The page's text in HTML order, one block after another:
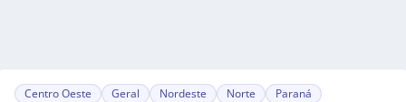
Centro Oeste Geral Nordeste Norte
Paraná